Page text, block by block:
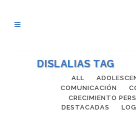
DISLALIAS TAG
ALL
COMUNICACIÓN
CRECIMIENTO
DESTACADAS